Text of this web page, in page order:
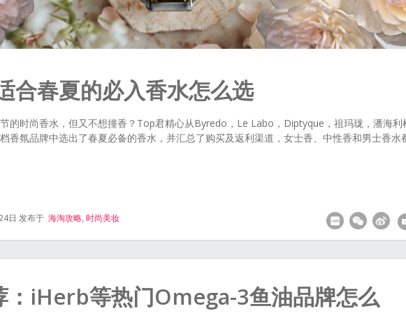
合春夏的必入香水怎么选
的时尚香水，但又不想撞香？Top君精心从Byredo，Le Labo，Diptyque，祖玛珑，潘海利
香氛品牌中选出了春夏必备的香水，并汇总了购买及返利渠道，女士香、中性香和男士香水
日 发布于 海淘攻略, 时尚美妆
：iHerb等热门Omega-3鱼油品牌怎么